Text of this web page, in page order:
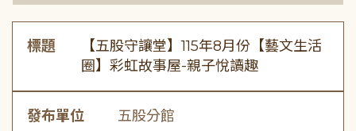
標題
【五股守讓堂】115年8月份【藝文生活
圈】彩虹故事屋-親子悅讀趣
發布單位 五股分館